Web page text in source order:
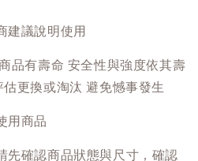
建議說明使用
品有壽命 安全性與強度依其壽
更換或淘汰 避免憾事發生
用商品
先確認商品狀態與尺寸，確認